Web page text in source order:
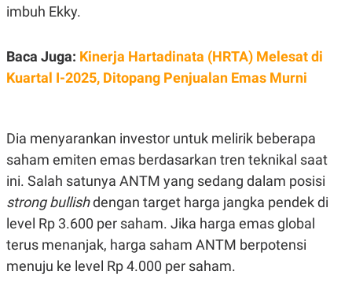
imbuh Ekky.
Baca Juga: Kinerja Hartadinata (HRTA) Melesat di
Kuartal I-2025, Ditopang Penjualan Emas Murni
Dia menyarankan investor untuk melirik beberapa
saham emiten emas berdasarkan tren teknikal saat
ini. Salah satunya ANTM yang sedang dalam posisi
strong bullishdengan target harga jangka pendek di
level Rp 3.600 per saham. Jika harga emas global
terus menanjak, harga saham ANTM berpotensi
menuju ke level Rp 4.000 per saham.